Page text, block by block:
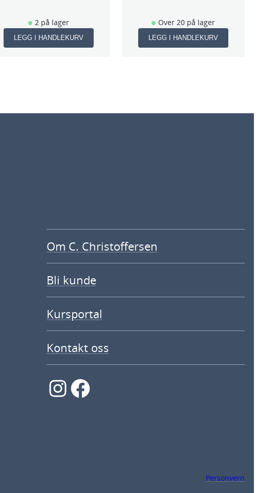
2 på lager
LEGG I HANDLEKURV
Over 20 på lager
LEGG I HANDLEKURV
Om C. Christoffersen
Bli kunde
Kursportal
Kontakt oss
InstagramFacebook
Personvern